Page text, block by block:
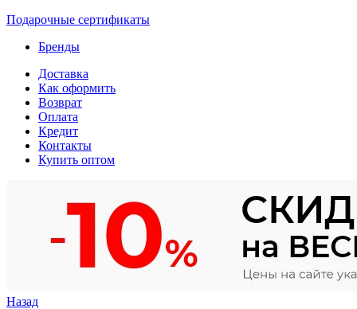
Подарочные сертификаты
Бренды
Доставка
Как оформить
Возврат
Оплата
Кредит
Контакты
Купить оптом
Назад